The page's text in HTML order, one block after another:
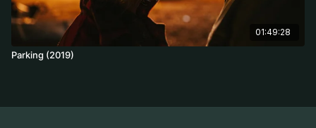
01:49:28
Parking (2019)